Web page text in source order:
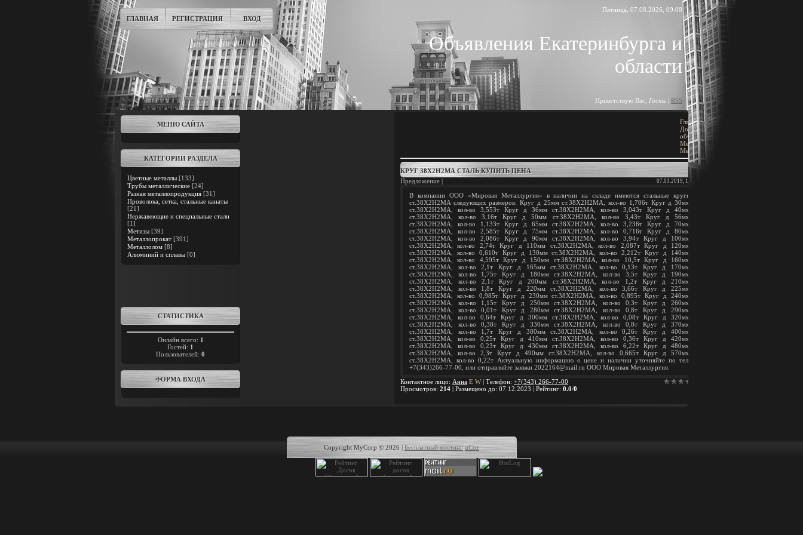
ГЛАВНАЯ РЕГИСТРАЦИЯ ВХОД
Пятница, 07.08.2026, 09:08
Объявления Екатеринбурга и
области
Приветствую Вас Гость | RSS
МЕНЮ САЙТА
КАТЕГОРИИ РАЗДЕЛА
Цветные металлы [133]
Трубы металлические [24]
Разная металлопродукция [31]
Проволока, сетка, стальные канаты
[21]
Нержавеющие и специальные стали
[1]
Метизы [39]
Металлопрокат [391]
Металлолом [8]
Алюминий и сплавы [0]
СТАТИСТИКА
Онлайн всего: 1
Гостей: 1
Пользователей: 0
ФОРМА ВХОДА
Главная»
Доска
объявлений
Металлы
Металлопрокат
КРУГ 38Х2Н2МА СТАЛЬ КУПИТЬ ЦЕНА
Предложение |
07.03.2019, 18:14
В компании ООО «Мировая Металлургия» в наличии на складе имеются стальные круги
ст.38X2H2MA следующих размеров: Круг д 25мм ст.З8Х2Н2МА, кол-во 1,706т Круг д 30мм
ст.38Х2Н2МА, кол-во 3,553т Круг д 36мм ст.38Х2Н2МА, кол-во 3,043т Круг д 40мм
ст.38Х2Н2МА, кол-во 3,16т Круг д 50мм ст.38Х2Н2МА, кол-во 3,43т Круг д 56мм
ст.38Х2Н2МА, кол-во 1,133т Круг д 65мм ст.38Х2Н2МА, кол-во 3,236т Круг д 70мм
ст.38Х2Н2МА, кол-во 2,585т Круг д 75мм ст.38Х2Н2МА, кол-во 0,716т Круг д 80мм
ст.38Х2Н2МА, кол-во 2,086т Круг д 90мм ст.38Х2Н2МА, кол-во 3,94т Круг д 100мм
ст.38Х2Н2МА, кол-во 2,74т Круг д 110мм ст.38Х2Н2МА, кол-во 2,087т Круг д 120мм
ст.38Х2Н2МА, кол-во 0,610т Круг д 130мм ст.38Х2Н2МА, кол-во 2,212т Круг д 140мм
ст.38Х2Н2МА, кол-во 4,595т Круг д 150мм ст.38Х2Н2МА, кол-во 10,5т Круг д 160мм
ст.38Х2Н2МА, кол-во 2,1т Круг д 165мм ст.38Х2Н2МА, кол-во 0,13т Круг д 170мм
ст.38Х2Н2МА, кол-во 1,75т Круг д 180мм ст.38Х2Н2МА, кол-во 3,5т Круг д 190мм
ст.38Х2Н2МА, кол-во 2,1т Круг д 200мм ст.38Х2Н2МА, кол-во 1,2т Круг д 210мм
ст.38Х2Н2МА, кол-во 1,8т Круг д 220мм ст.38Х2Н2МА, кол-во 3,66т Круг д 225мм
ст.38Х2Н2МА, кол-во 0,985т Круг д 230мм ст.38Х2Н2МА, кол-во 0,895т Круг д 240мм
ст.38Х2Н2МА, кол-во 1,15т Круг д 250мм ст.38Х2Н2МА, кол-во 0,3т Круг д 260мм
ст.38Х2Н2МА, кол-во 0,01т Круг д 280мм ст.38Х2Н2МА, кол-во 0,8т Круг д 290мм
ст.38Х2Н2МА, кол-во 0,64т Круг д 300мм ст.38Х2Н2МА, кол-во 0,08т Круг д 320мм
ст.38Х2Н2МА, кол-во 0,38т Круг д 330мм ст.38Х2Н2МА, кол-во 0,8т Круг д 370мм
ст.38Х2Н2МА, кол-во 1,7т Круг д 380мм ст.38Х2Н2МА, кол-во 0,26т Круг д 400мм
ст.38Х2Н2МА, кол-во 0,25т Круг д 410мм ст.38Х2Н2МА, кол-во 0,36т Круг д 420мм
ст.38Х2Н2МА, кол-во 0,23т Круг д 430мм ст.38Х2Н2МА, кол-во 6,22т Круг д 480мм
ст.38Х2Н2МА, кол-во 2,3т Круг д 490мм ст.38Х2Н2МА, кол-во 0,665т Круг д 570мм
ст.38Х2Н2МА, кол-во 0,22т Актуальную информацию о цене и наличии уточняйте по тел.
+7(343)266-77-00, или отправляйте заявки 2022164@mail.ru ООО Мировая Металлургия.
Контактное лицо: Анна E W| Телефон: +7(343) 266-77-00
Просмотров: 214 | Размещено до: 07.12.2023 | Рейтинг: 0.0/0
Copyright MyCorp © 2026 | Бесплатный хостинг uCoz